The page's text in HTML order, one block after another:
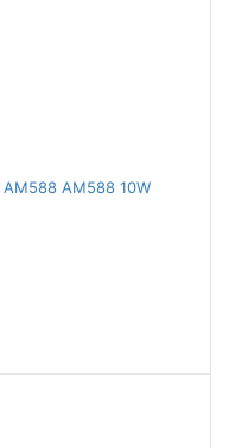
AM588 10W